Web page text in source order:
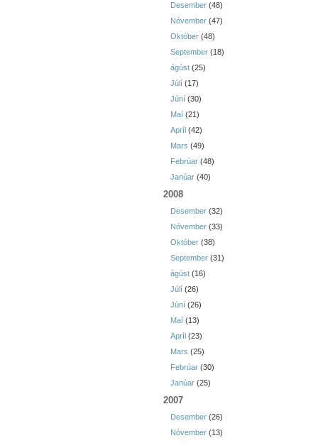
Desember (48)
Nóvember (47)
Október (48)
September (18)
ágúst (25)
Júlí (17)
Júní (30)
Maí (21)
Apríl (42)
Mars (49)
Febrúar (48)
Janúar (40)
2008
Desember (32)
Nóvember (33)
Október (38)
September (31)
ágúst (16)
Júlí (26)
Júní (26)
Maí (13)
Apríl (23)
Mars (25)
Febrúar (30)
Janúar (25)
2007
Desember (26)
Nóvember (13)